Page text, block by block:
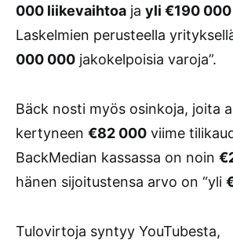
000 liikevaihtoa ja yli €190
Laskelmien perusteella
000 000 jakokelpoisia varoja”.
Bäck nosti myös osinkoja, joita
kertyneen €82 000 viime
BackMedian kassassa on noin
hänen sijoitustensa arvo on “yli
Tulovirtoja syntyy YouTubesta,